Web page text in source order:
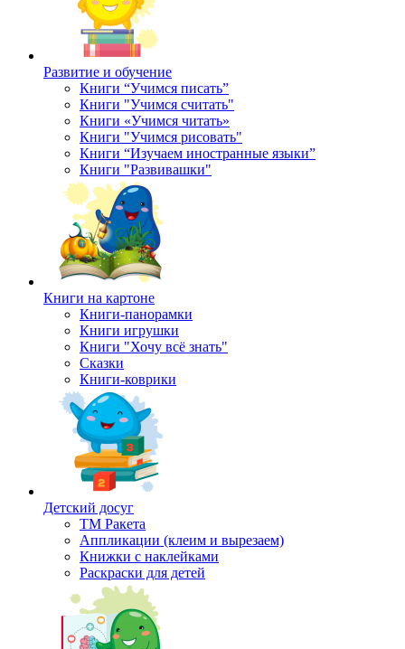
Развитие и обучение
Книги “Учимся писать”
Книги "Учимся считать"
Книги «Учимся читать»
Книги "Учимся рисовать"
Книги “Изучаем иностранные языки”
Книги "Развивашки"
Книги на картоне
Книги-панорамки
Книги игрушки
Книги "Хочу всё знать"
Сказки
Книги-коврики
Детский досуг
ТМ Ракета
Аппликации (клеим и вырезаем)
Книжки с наклейками
Раскраски для детей